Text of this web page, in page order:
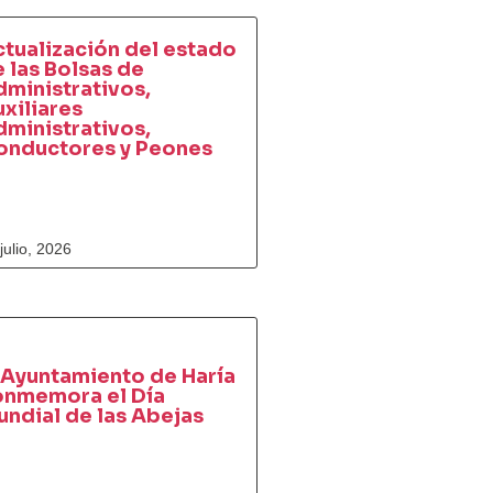
del estado
las Bolsas de
y Peones
2026
de Haría
el Día
de las Abejas